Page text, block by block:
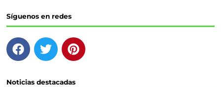
Síguenos en redes
F
a
e
T
w
t
P
i
t
Noticias destacadas